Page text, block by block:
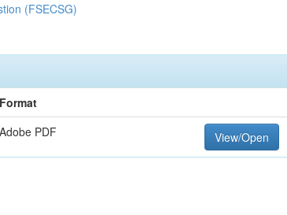
(FSECSG)
Format
Adobe PDF View/Open